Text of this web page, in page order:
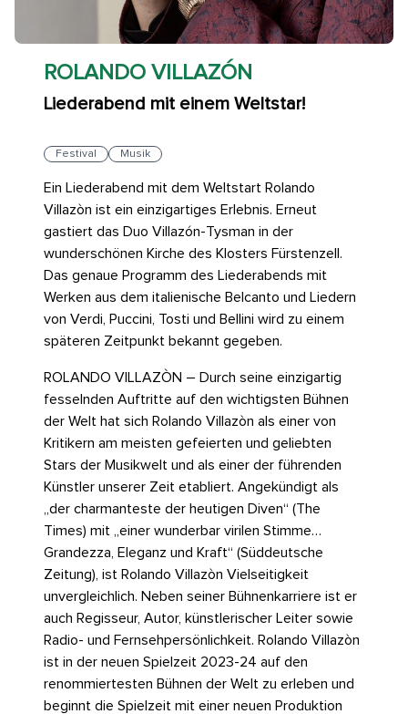
ROLANDO VILLAZÓN
Liederabend mit einem Weltstar!
Festival Musik
Ein Liederabend mit dem Weltstart Rolando
Villazòn ist ein einzigartiges Erlebnis. Erneut
gastiert das Duo Villazón-Tysman in der
wunderschönen Kirche des Klosters Fürstenzell.
Das genaue Programm des Liederabends mit
Werken aus dem italienische Belcanto und Liedern
von Verdi, Puccini, Tosti und Bellini wird zu einem
späteren Zeitpunkt bekannt gegeben.
ROLANDO VILLAZÒN – Durch seine einzigartig
fesselnden Auftritte auf den wichtigsten Bühnen
der Welt hat sich Rolando Villazòn als einer von
Kritikern am meisten gefeierten und geliebten
Stars der Musikwelt und als einer der führenden
Künstler unserer Zeit etabliert. Angekündigt als
„der charmanteste der heutigen Diven“ (The
Times) mit „einer wunderbar virilen Stimme…
Grandezza, Eleganz und Kraft“ (Süddeutsche
Zeitung), ist Rolando Villazòn Vielseitigkeit
unvergleichlich. Neben seiner Bühnenkarriere ist er
auch Regisseur, Autor, künstlerischer Leiter sowie
Radio- und Fernsehpersönlichkeit. Rolando Villazòn
ist in der neuen Spielzeit 2023-24 auf den
renommiertesten Bühnen der Welt zu erleben und
beginnt die Spielzeit mit einer neuen Produktion